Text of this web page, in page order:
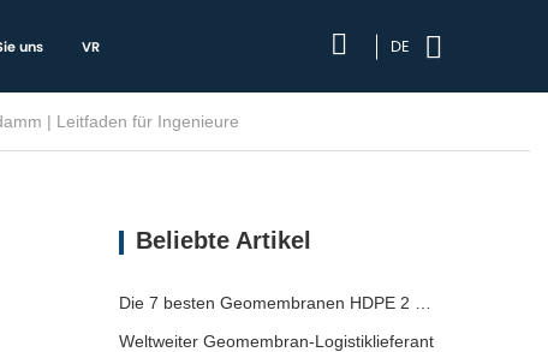
uns VR DE
| Leitfaden für Ingenieure
Beliebte Artikel
Die 7 besten Geomembranen HDPE 2 mm Liste
Weltweiter Geomembran-Logistiklieferant